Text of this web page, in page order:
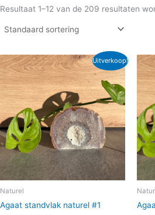
Resultaat 1–12 van de 209 resultaten
Uitverkoop!
Naturel
Agaat standvlak naturel #1
Oorspronkelijke
prijs
was:
€ 18,50.
Huidige
prijs
is:
€ 12,50.